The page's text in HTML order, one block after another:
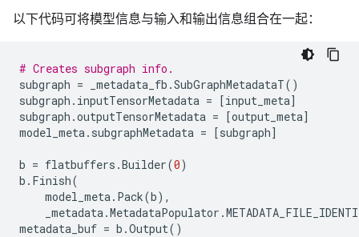
以下代码可将模型信息与输入和输出信息组合在一起：
# Creates subgraph info.
subgraph = _metadata_fb .SubGraphMetadataT()
subgraph . inputTensorMetadata = [input_meta]
subgraph .outputTensorMetadata = [output_meta]
model_meta. subgraphMetadata = [subgraph]
b = flatbuffers .Builder(0)
b . Finish(
model_meta. Pack(b),
_metadata.MetadataPopulator .
metadata_buf = b .Output()